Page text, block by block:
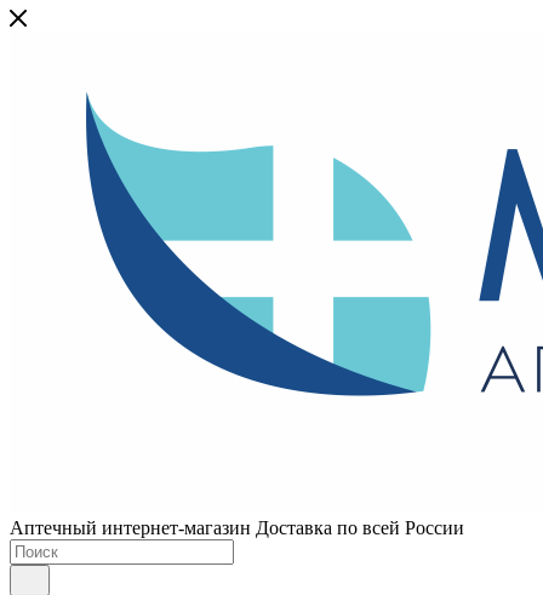
Аптечный интернет-магазин Доставка по всей России